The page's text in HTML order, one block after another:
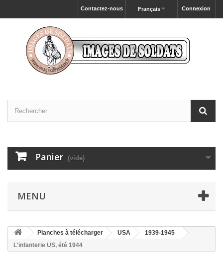
Connexion
Français
Contactez-nous
Panier (vide)
MENU
Planches à télécharger USA
1939-1945
L'infanterie US, été 1944